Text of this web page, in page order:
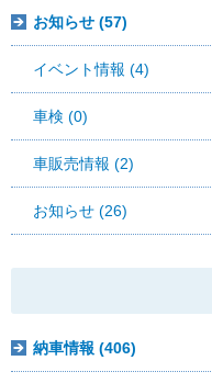
お知らせ (57)
イベント情報 (4)
車検 (0)
車販売情報 (2)
お知らせ (26)
納車情報 (406)